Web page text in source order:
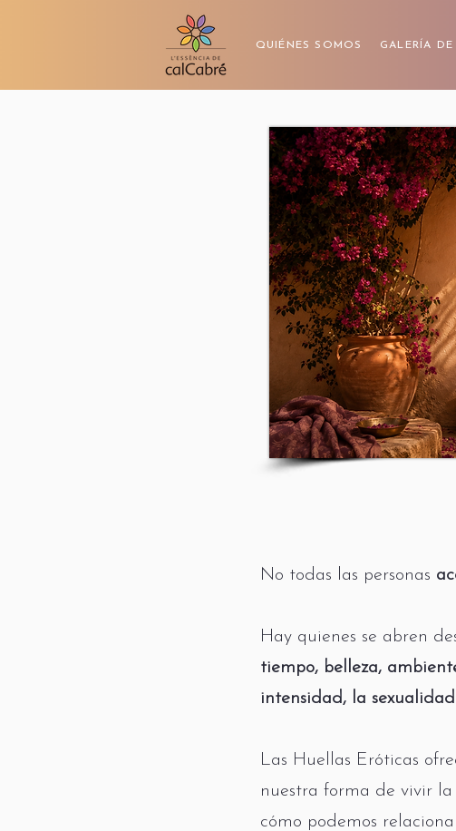
QUIÉNES SOMOS GALERÍA
No todas las personas
Hay quienes se abren
tiempo, belleza,
intensidad, la
Las Huellas Eróticas
nuestra forma de vivir la
cómo podemos